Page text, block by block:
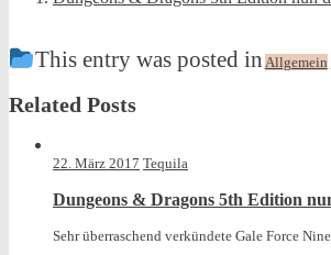
This entry was posted in Allgemein
Related Posts
22. März 2017 Tequila
Dungeons & Dragons 5th Edition
Sehr überraschend verkündete Gale Force